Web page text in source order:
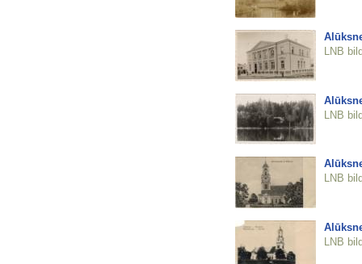
LNB
LNB
LNB
LNB